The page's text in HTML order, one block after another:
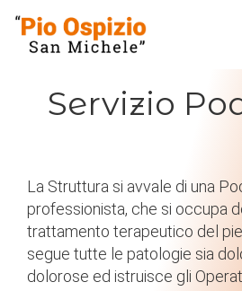
AMMINISTRAZIONE
Albo
Servizio
La Struttura si avvale di una
professionista, che si occupa
trattamento terapeutico del
segue tutte le patologie sia
dolorose ed istruisce gli